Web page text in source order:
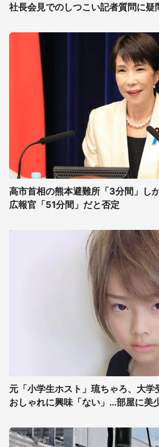
社長会見でのしつこい記者質問に疑
高市首相の熊本避難所「3分間」し
広報官「51分間」だと否定
元「小学生ホスト」琉ちゃろ、大学
おしゃれに興味「ない」...部屋に美